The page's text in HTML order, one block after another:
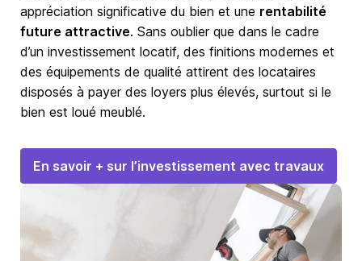
appréciation significative du bien et une rentabilité
future attractive. Sans oublier que dans le cadre
d’un investissement locatif, des finitions modernes et
des équipements de qualité attirent des locataires
disposés à payer des loyers plus élevés, surtout si le
bien est loué meublé.
En savoir + sur l’investissement avec travaux